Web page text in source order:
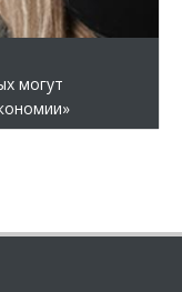
могут